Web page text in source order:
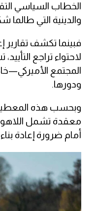
الخطاب السياسي
والدينية التي طالما
فبينما تكشف
المجتمع
ودورها.
وبحسب هذه
معقدة تشمل اللاهوت
أمام ضرورة إعادة